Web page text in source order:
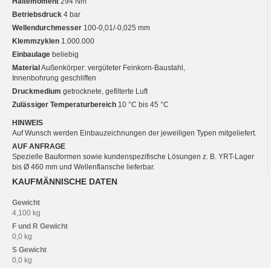
Betriebsdruck 4 bar
Wellendurchmesser 100-0,01/-0,025 mm
Klemmzyklen 1.000.000
Einbaulage beliebig
MaterialAußenkörper: vergüteter Feinkorn-Baustahl,
Innenbohrung geschliffen
Druckmedium getrocknete, gefilterte Luft
Zulässiger Temperaturbereich 10 °C bis 45 °C
HINWEIS
Auf Wunsch werden Einbauzeichnungen der jeweiligen Typen mitgeliefert.
AUF ANFRAGE
Spezielle Bauformen sowie kundenspezifische Lösungen z. B. YRT-Lager
bis Ø 460 mm und Wellenflansche lieferbar.
KAUFMÄNNISCHE DATEN
Gewicht
4,100 kg
F und R Gewicht
0,0 kg
S Gewicht
0,0 kg